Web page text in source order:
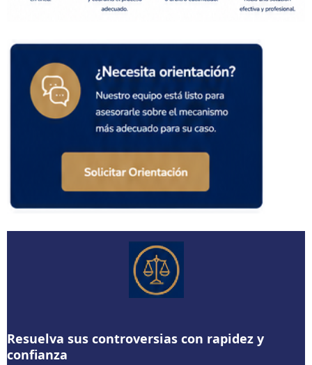
Resuelva sus controversias con rapidez y
confianza